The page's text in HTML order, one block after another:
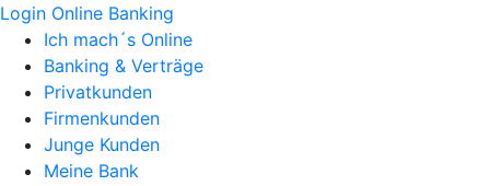
Login Online Banking
Ich mach´s Online
Banking & Verträge
Privatkunden
Firmenkunden
Junge Kunden
Meine Bank